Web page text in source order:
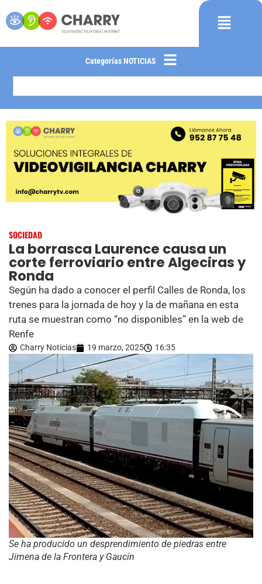
Categorías NOTICIAS
SOCIEDAD
La borrasca Laurence causa un
corte ferroviario entre Algeciras y
Ronda
Según ha dado a conocer el perfil Calles de Ronda, los
trenes para la jornada de hoy y la de mañana en esta
ruta se muestran como “no disponibles” en la web de
Renfe
Charry Noticias 19 marzo, 2025 16:35
Se ha producido un desprendimiento de piedras entre
Jimena de la Frontera y Gaucín